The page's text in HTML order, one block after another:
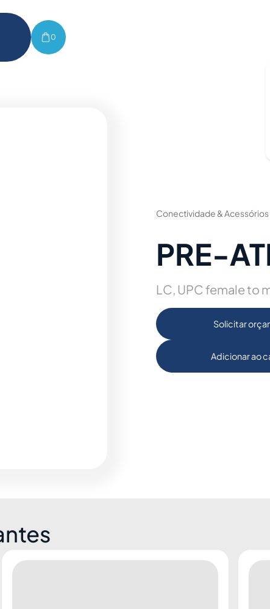
0
Conectividade & Acessórios
PRE-
LC, UPC female to
Solicitar
Adicionar ao